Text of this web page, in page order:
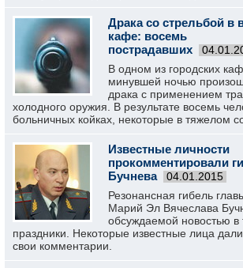
Драка со стрельбой в
кафе: восемь
пострадавших
В одном из городских
минувшей ночью
драка с применением
холодного оружия. В результате восемь
больничных койках, некоторые в тяжелом
Известные личности
прокомментировали
Бучнева
04.01.2015
Резонансная гибель
Марий Эл Вячеслава
обсуждаемой новостью в
праздники. Некоторые известные лица
свои комментарии.